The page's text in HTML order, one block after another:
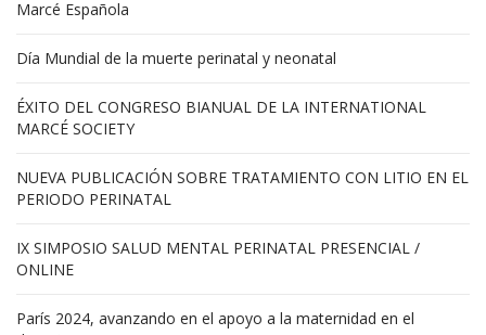
Marcé Española
Día Mundial de la muerte perinatal y neonatal
ÉXITO DEL CONGRESO BIANUAL DE LA INTERNATIONAL
MARCÉ SOCIETY
NUEVA PUBLICACIÓN SOBRE TRATAMIENTO CON LITIO EN EL
PERIODO PERINATAL
IX SIMPOSIO SALUD MENTAL PERINATAL PRESENCIAL /
ONLINE
París 2024, avanzando en el apoyo a la maternidad en el